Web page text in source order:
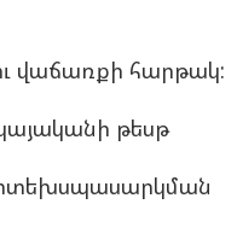
վաճառքի հարթակ:
թեսթ